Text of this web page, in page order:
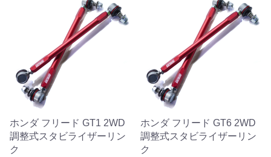
ホンダ フリード GT1 2WD
調整式スタビライザーリン
ク
ホンダ フリード GT6 2WD
調整式スタビライザーリン
ク